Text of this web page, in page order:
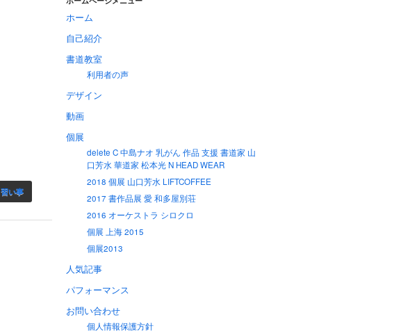
習い事
ホーム
自己紹介
書道教室
利用者の声
デザイン
動画
個展
delete C 中島ナオ 乳がん 作品 支援 書道家 山
口芳水 華道家 松本光 N HEAD WEAR
2018 個展 山口芳水 LIFTCOFFEE
2017 書作品展 愛 和多屋別荘
2016 オーケストラ シロクロ
個展 上海 2015
個展2013
人気記事
パフォーマンス
お問い合わせ
個人情報保護方針